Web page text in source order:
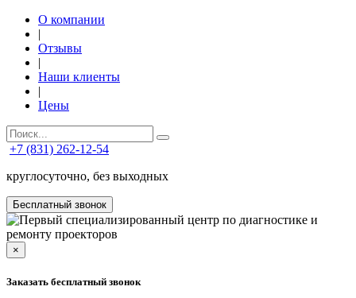
О компании
|
Отзывы
|
Наши клиенты
|
Цены
+7 (831) 262-12-54
круглосуточно, без выходных
Бесплатный звонок
×
Заказать бесплатный звонок